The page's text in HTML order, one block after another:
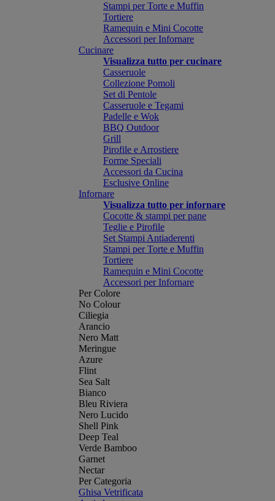
Stampi per Torte e Muffin
Tortiere
Ramequin e Mini Cocotte
Accessori per Infornare
Cucinare
Visualizza tutto per cucinare
Casseruole
Collezione Pomoli
Set di Pentole
Casseruole e Tegami
Padelle e Wok
BBQ Outdoor
Grill
Pirofile e Arrostiere
Forme Speciali
Accessori da Cucina
Esclusive Online
Infornare
Visualizza tutto per infornare
Cocotte & stampi per pane
Teglie e Pirofile
Set Stampi Antiaderenti
Stampi per Torte e Muffin
Tortiere
Ramequin e Mini Cocotte
Accessori per Infornare
Per Colore
No Colour
Ciliegia
Arancio
Nero Matt
Meringue
Azure
Flint
Sea Salt
Bianco
Bleu Riviera
Nero Lucido
Shell Pink
Deep Teal
Verde Bamboo
Garnet
Nectar
Per Categoria
Ghisa Vetrificata